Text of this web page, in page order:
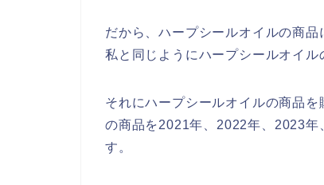
だから、ハープシールオイルの商
私と同じようにハープシールオイル
それにハープシールオイルの商品
の商品を2021年、2022年、2023年
す。